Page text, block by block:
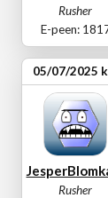
Rusher
E-peen:
05/07/2025
Rusher